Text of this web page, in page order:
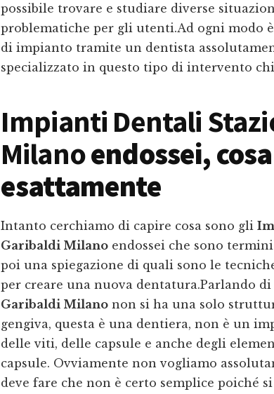
possibile trovare e studiare diverse
problematiche per gli utenti.Ad ogni modo
di impianto tramite un dentista
specializzato in questo tipo di intervento
Impianti Dentali
Milanoendossei,
esattamente
Intanto cerchiamo di capire cosa sono gli
Garibaldi Milano endossei che sono
poi una spiegazione di quali sono le
per creare una nuova dentatura.Parlando di
Garibaldi Milano non si ha una solo
gengiva, questa è una dentiera, non è un
delle viti, delle capsule e anche degli
capsule. Ovviamente non vogliamo
deve fare che non è certo semplice poiché